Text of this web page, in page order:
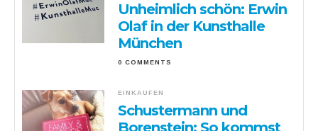
Unheimlich schön: Erwin
Olaf in der Kunsthalle
München
0 COMMENTS
EINKAUFEN
Schustermann und
Borenstein: So kommst